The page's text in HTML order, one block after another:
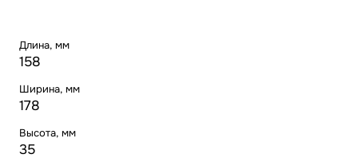
Длина, мм
158
Ширина, мм
178
Высота, мм
35